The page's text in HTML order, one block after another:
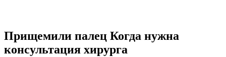
Прищемили палец Когда нужна
консультация хирурга